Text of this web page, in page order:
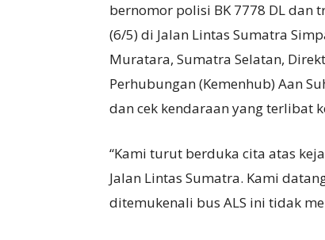
bernomor polisi BK 7778 DL dan
(6/5) di Jalan Lintas Sumatra
Muratara, Sumatra Selatan,
Perhubungan (Kemenhub) Aan
dan cek kendaraan yang terlibat
“Kami turut berduka cita atas
Jalan Lintas Sumatra. Kami
ditemukenali bus ALS ini tidak